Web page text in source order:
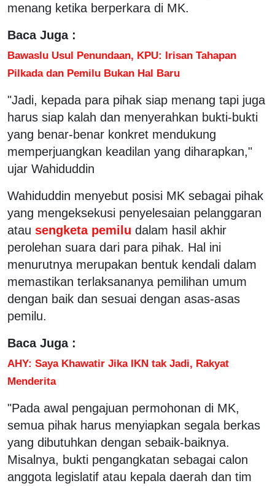
menang ketika berperkara di MK.
Baca Juga :
Bawaslu Usul Penundaan, KPU: Irisan Tahapan
Pilkada dan Pemilu Bukan Hal Baru
"Jadi, kepada para pihak siap menang tapi juga
harus siap kalah dan menyerahkan bukti-bukti
yang benar-benar konkret mendukung
memperjuangkan keadilan yang diharapkan,"
ujar Wahiduddin
Wahiduddin menyebut posisi MK sebagai pihak
yang mengeksekusi penyelesaian pelanggaran
atau sengketa pemilu dalam hasil akhir
perolehan suara dari para pihak. Hal ini
menurutnya merupakan bentuk kendali dalam
memastikan terlaksananya pemilihan umum
dengan baik dan sesuai dengan asas-asas
pemilu.
Baca Juga :
AHY: Saya Khawatir Jika IKN tak Jadi, Rakyat
Menderita
"Pada awal pengajuan permohonan di MK,
semua pihak harus menyiapkan segala berkas
yang dibutuhkan dengan sebaik-baiknya.
Misalnya, bukti pengangkatan sebagai calon
anggota legislatif atau kepala daerah dan tim